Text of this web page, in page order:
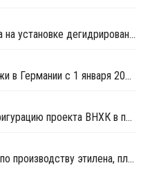
ADNOC начала выпуск пропилена на установке дегидрирования пропана в Рувайсе
Роснефть начнет прямые продажи в Германии с 1 января 2019 года
Роснефть может поменять конфигурацию проекта ВНХК в пользу нефтехимии
Башкортостан на втором месте по производству этилена, пластмасс и каучуков в РФ